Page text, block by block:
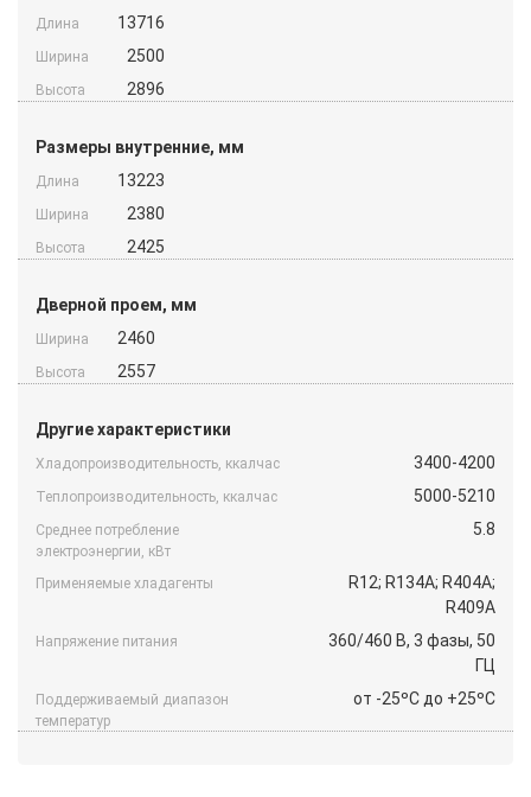
Длина 13716
Ширина 2500
Высота 2896
Размеры внутренние, мм
Длина 13223
Ширина 2380
Высота 2425
Дверной проем, мм
Ширина 2460
Высота 2557
Другие характеристики
Хладопроизводительность, ккалчас 3400-4200
Теплопроизводительность, ккалчас 5000-5210
Среднее потребление
электроэнергии, кВт
5.8
Применяемые хладагенты
R12; R134A; R404A;
R409A
Напряжение питания
360/460 B, 3 фазы, 50
ГЦ
Поддерживаемый диапазон
температур
от -25ºС до +25ºС